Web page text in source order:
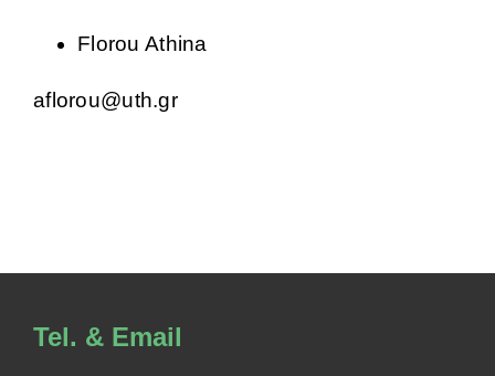
STAFF
Florou Athina
aflorou@uth.gr
Tel. & Email